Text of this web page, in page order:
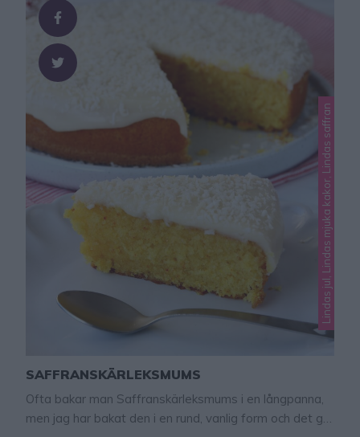
Lindas jul, Lindas mjuka kakor, Lindas saffran
SAFFRANSKÄRLEKSMUMS
Ofta bakar man Saffranskärleksmums i en långpanna,
men jag har bakat den i en rund, vanlig form och det går